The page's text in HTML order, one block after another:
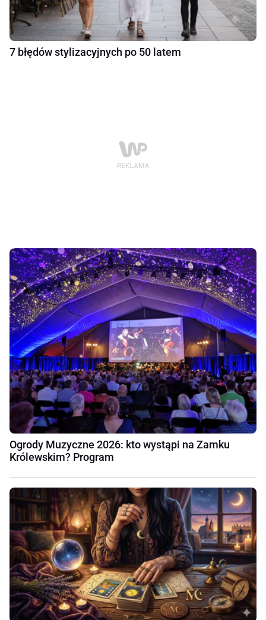
7 błędów stylizacyjnych po 50 latem
Ogrody Muzyczne 2026: kto wystąpi na Zamku
Królewskim? Program